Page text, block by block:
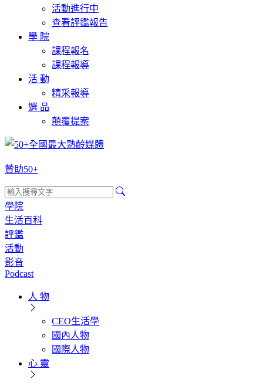
活動進行中
查看評鑑報告
學 院
課程報名
課程報導
活 動
精采報導
選 品
顛覆提案
贊助50+
學院
生活百科
評鑑
活動
影音
Podcast
人 物
CEO生活學
國內人物
國際人物
心 靈